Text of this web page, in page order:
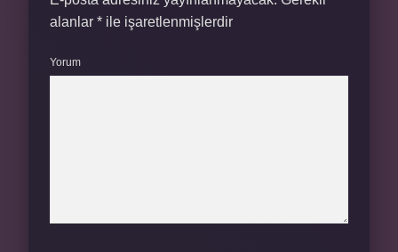
alanlar * ile işaretlenmişlerdir
Yorum